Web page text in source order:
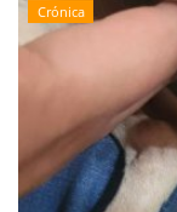
Crónica